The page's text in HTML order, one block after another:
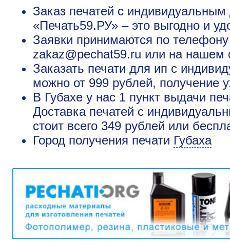
Заказ печатей с
«Печать59.РУ» – это выгодно и
Заявки принимаются по
zakaz@pechat59.ru или на нашем
Заказать печати для ип с
можно от 999 рублей, получение
В Губахе у нас 1 пункт выдачи
Доставка печатей с
стоит всего 349 рублей или
Город получения печати Губаха